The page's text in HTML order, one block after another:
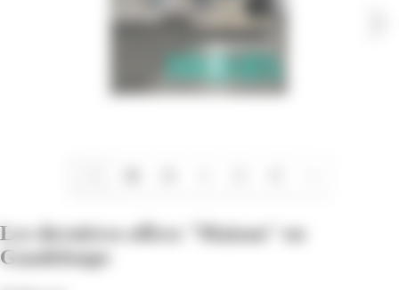
Les dernières offres "Maison" en
Guadeloupe